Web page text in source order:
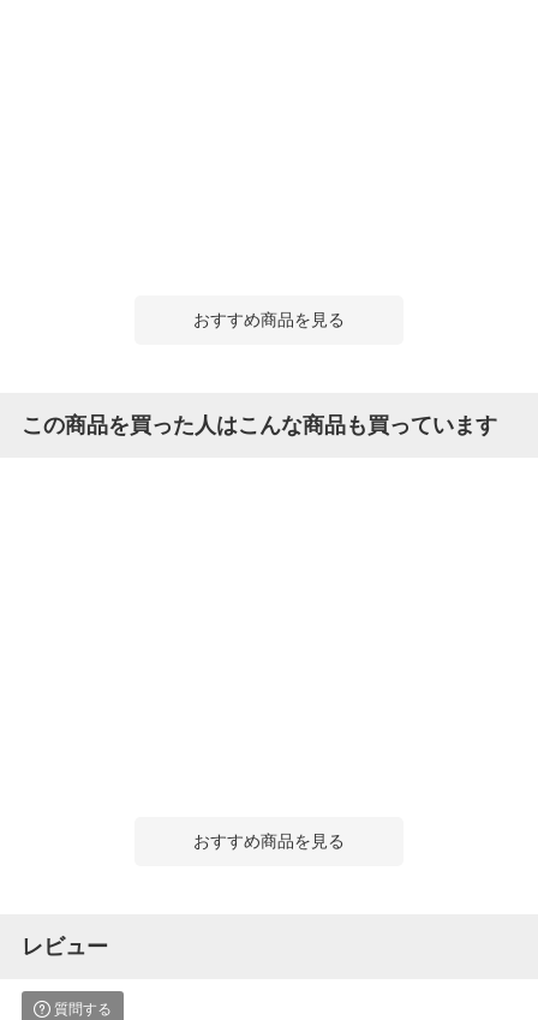
おすすめ商品を見る
この商品を買った人はこんな商品も買っています
おすすめ商品を見る
レビュー
質問する